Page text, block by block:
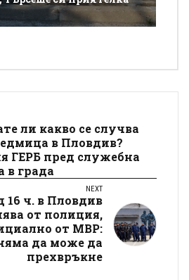
ли какво се случва
в Пловдив?
ГЕРБ пред служебна
в града
NEXT
16 ч. в Пловдив
от полиция,
от МВР:
да може да
прехвръкне